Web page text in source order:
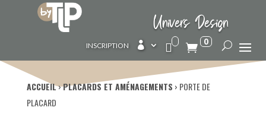
Univers Design
INSCRIPTION  0
ACCUEIL›PLACARDS ET AMÉNAGEMENTS › PORTE DE
PLACARD